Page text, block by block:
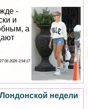
-
и
а
27 06 2026 3:54:17
недели